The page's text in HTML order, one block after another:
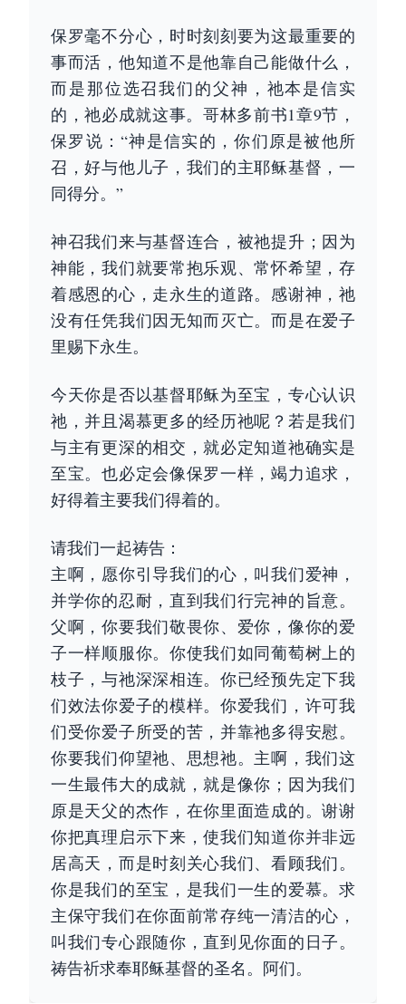
保罗毫不分心，时时刻刻要为这最重要的
事而活，他知道不是他靠自己能做什么，
而是那位选召我们的父神，祂本是信实
的，祂必成就这事。哥林多前书1章9节，
保罗说：“神是信实的，你们原是被他所
召，好与他儿子，我们的主耶稣基督，一
同得分。”
神召我们来与基督连合，被祂提升；因为
神能，我们就要常抱乐观、常怀希望，存
着感恩的心，走永生的道路。感谢神，祂
没有任凭我们因无知而灭亡。而是在爱子
里赐下永生。
今天你是否以基督耶稣为至宝，专心认识
祂，并且渴慕更多的经历祂呢？若是我们
与主有更深的相交，就必定知道祂确实是
至宝。也必定会像保罗一样，竭力追求，
好得着主要我们得着的。
请我们一起祷告：
主啊，愿你引导我们的心，叫我们爱神，
并学你的忍耐，直到我们行完神的旨意。
父啊，你要我们敬畏你、爱你，像你的爱
子一样顺服你。你使我们如同葡萄树上的
枝子，与祂深深相连。你已经预先定下我
们效法你爱子的模样。你爱我们，许可我
们受你爱子所受的苦，并靠祂多得安慰。
你要我们仰望祂、思想祂。主啊，我们这
一生最伟大的成就，就是像你；因为我们
原是天父的杰作，在你里面造成的。谢谢
你把真理启示下来，使我们知道你并非远
居高天，而是时刻关心我们、看顾我们。
你是我们的至宝，是我们一生的爱慕。求
主保守我们在你面前常存纯一清洁的心，
叫我们专心跟随你，直到见你面的日子。
祷告祈求奉耶稣基督的圣名。阿们。